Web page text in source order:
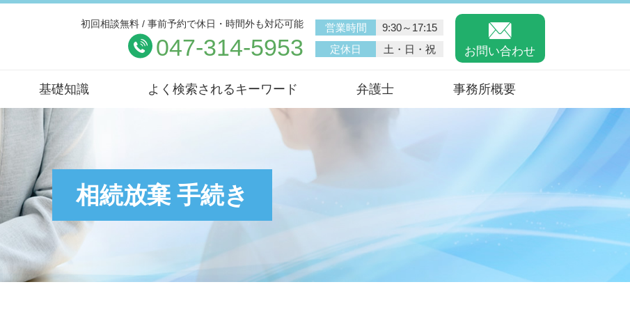
相続放棄 手続き
初回相談無料 / 事前予約で休日・時間外も対応可能
047-314-5953
営業時間
9:30～17:15
定休日
土・日・祝 お問い合わせ
基礎知識 よく検索されるキーワード 弁護士 事務所概要